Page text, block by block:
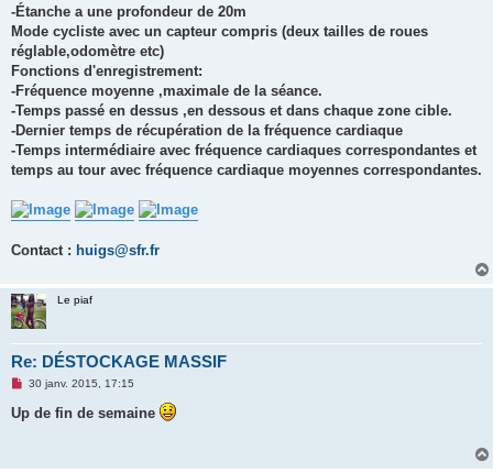
-Étanche a une profondeur de 20m
Mode cycliste avec un capteur compris (deux tailles de roues
réglable,odomètre etc)
Fonctions d'enregistrement:
-Fréquence moyenne ,maximale de la séance.
-Temps passé en dessus ,en dessous et dans chaque zone cible.
-Dernier temps de récupération de la fréquence cardiaque
-Temps intermédiaire avec fréquence cardiaques correspondantes et
temps au tour avec fréquence cardiaque moyennes correspondantes.
Contact : huigs@sfr.fr
Le piaf
Re: DÉSTOCKAGE MASSIF
M
s
s
30 janv. 2015, 17:15
Up de fin de semaine